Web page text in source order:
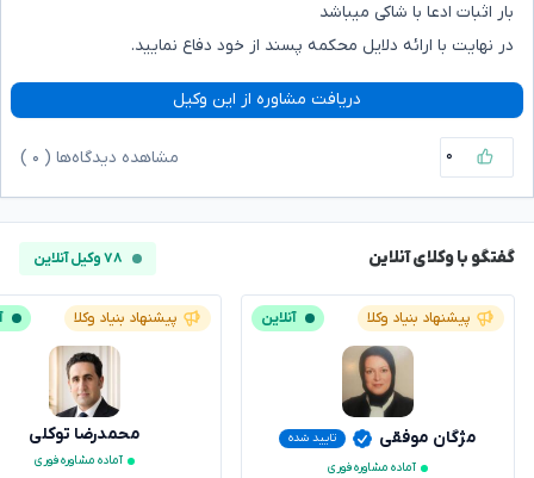
بار اثبات ادعا با شاکی میباشد
در نهایت با ارائه دلایل محکمه پسند از خود دفاع نمایید.
دریافت مشاوره از این وکیل
۰ مشاهده دیدگاه‌ها ( ۰
گفتگو با وکلای آنلاین ۷۸ وکیل آنلاین
پیشنهاد بنیاد وکلا آنلاین
مژگان موفقی
تایید شده
آماده مشاوره فوری
پیشنهاد بنیاد وکلا
محمدرضا توکلی
آماده مشاوره فوری